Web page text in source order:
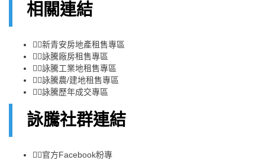
相關連結
👉🏻新青安房地產租售專區
👉🏻詠騰廠房租售專區
👉🏻詠騰工業地租售專區
👉🏻詠騰農/建地租售專區
👉🏻詠騰歷年成交專區
詠騰社群連結
👉🏻官方Facebook粉專